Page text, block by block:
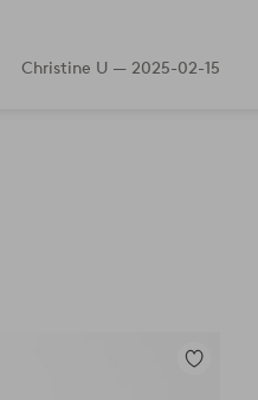
Christine U — 2025-02-15
Zu